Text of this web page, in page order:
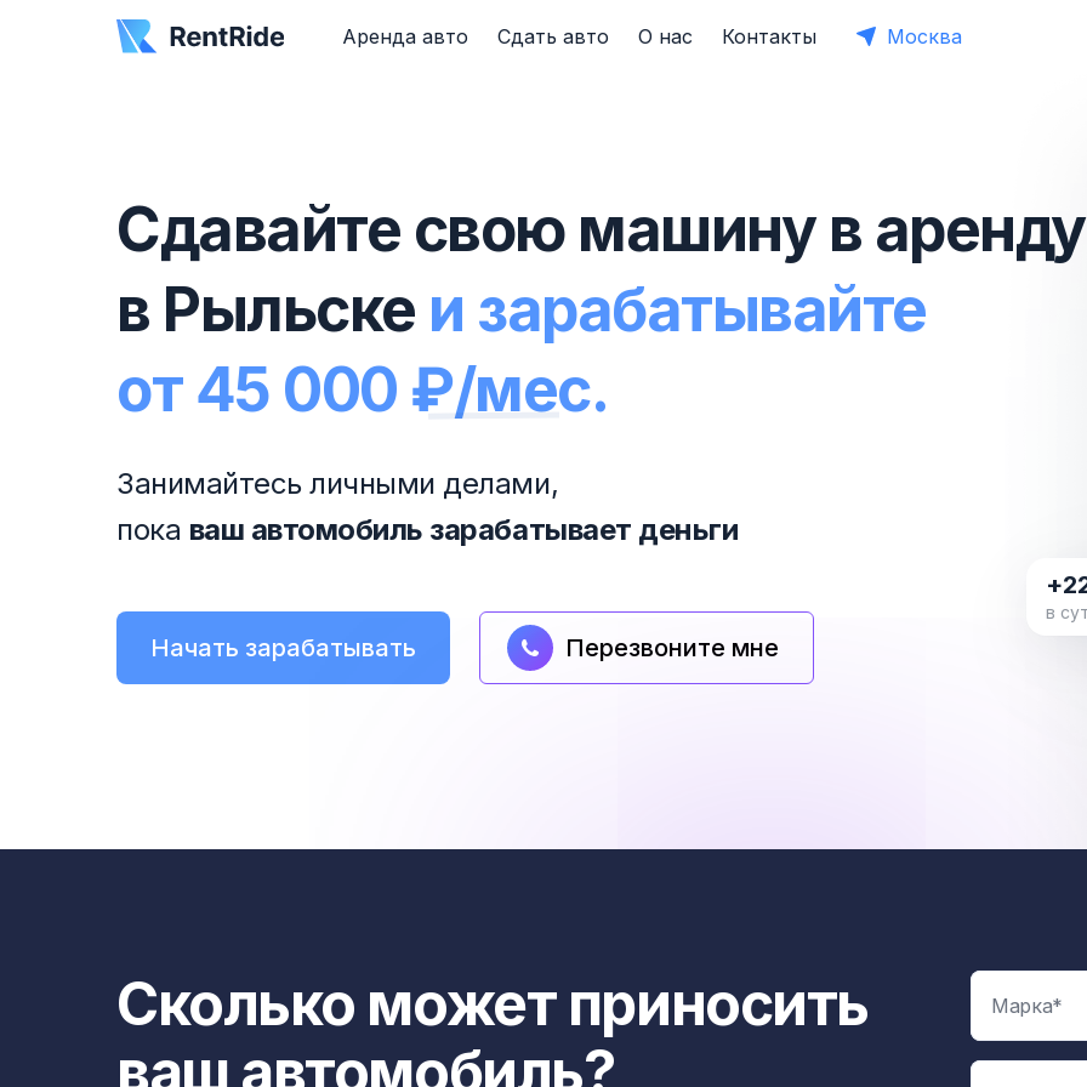
Аренда авто Сдать авто О нас Контакты Москва
Сдавайте свою машину в аренду
в Рыльске и зарабатывайте
от 45 000 ₽/мес.
Занимайтесь личными делами,
пока ваш автомобиль зарабатывает деньги
Начать зарабатывать Перезвоните мне
в
Сколько может приносить
ваш автомобиль?